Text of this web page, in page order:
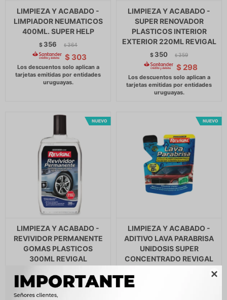

LIMPIEZA Y ACABADO -
LIMPIADOR NEUMATICOS
400ML. SUPER HELP
$ 356 $ 364
$ 303
LIMPIEZA Y ACABADO -
SUPER RENOVADOR
PLASTICOS INTERIOR
EXTERIOR 220ML REVIGAL
$ 350 $ 359
$ 298
LIMPIEZA Y ACABADO -
REVIVIDOR PERMANENTE
GOMAS PLASTICOS
300ML REVIGAL
$ 383
LIMPIEZA Y ACABADO -
ADITIVO LAVA PARABRISA
UNIDOSIS SUPER
CONCENTRADO REVIGAL